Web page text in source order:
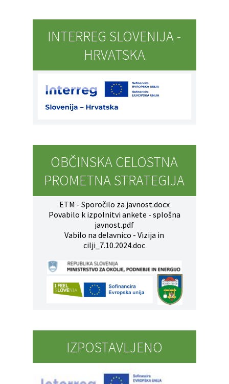
INTERREG SLOVENIJA -
HRVATSKA
OBČINSKA CELOSTNA
PROMETNA STRATEGIJA
ETM - Sporočilo za javnost.docx
Povabilo k izpolnitvi ankete - splošna
javnost.pdf
Vabilo na delavnico - Vizija in
cilji_7.10.2024.doc
IZPOSTAVLJENO